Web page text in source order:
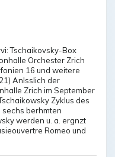
Tschaikovsky-Box
Orchester Zrich
16 und weitere
Anlsslich der
Zrich im September
Zyklus des
sechs berhmten
werden u. a. ergnzt
Romeo und